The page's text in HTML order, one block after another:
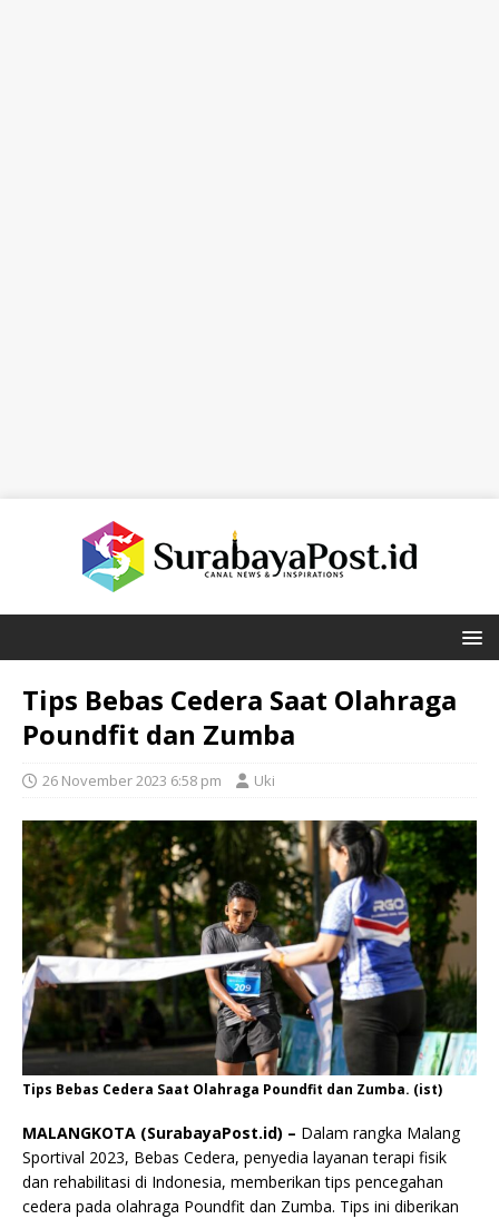
Tips Bebas Cedera Saat Olahraga
Poundfit dan Zumba
26 November 2023 6:58 pm Uki
Tips Bebas Cedera Saat Olahraga Poundfit dan Zumba. (ist)
MALANGKOTA (SurabayaPost.id) – Dalam rangka Malang
Sportival 2023, Bebas Cedera, penyedia layanan terapi fisik
dan rehabilitasi di Indonesia, memberikan tips pencegahan
cedera pada olahraga Poundfit dan Zumba. Tips ini diberikan